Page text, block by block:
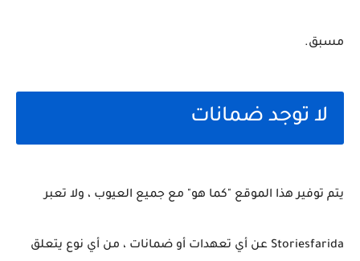
مسبق.
لا توجد ضمانات
يتم توفير هذا الموقع "كما هو" مع جميع العيوب ، ولا تعبر
Storiesfarida عن أي تعهدات أو ضمانات ، من أي نوع يتعلق